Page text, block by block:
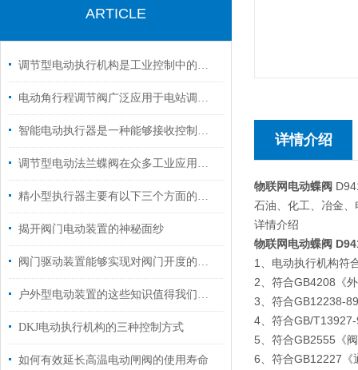
ARTICLE
调节型电动执行机构是工业控制中的一个重要环节
电动角行程调节阀广泛应用于电站调节系统中使用
智能电动执行器是一种能够接收控制信号的设备
调节型电动法兰蝶阀在众多工业应用中表现出色
精小型执行器主要有以下三个方面的特点
揭开阀门电动装置的神秘面纱
阀门驱动装置能够实现对阀门开度的准确控制
户外型电动装置的这些知识值得我们学习
DKJ电动执行机构的三种控制方式
如何有效延长高温电动闸阀的使用寿命
详情介绍
物联网电动蝶阀
石油、化工、冶金
详情介绍
物联网电动蝶阀
1、电动执行机构符
2、符合GB4208《
3、符合GB12238-
4、符合GB/
5、符合GB2555《
6、符合GB12227《